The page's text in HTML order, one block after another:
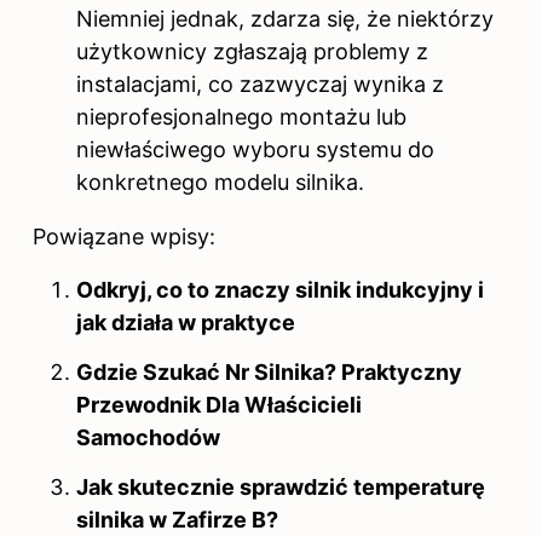
Niemniej jednak, zdarza się, że niektórzy
użytkownicy zgłaszają problemy z
instalacjami, co zazwyczaj wynika z
nieprofesjonalnego montażu lub
niewłaściwego wyboru systemu do
konkretnego modelu silnika.
Powiązane wpisy:
Odkryj, co to znaczy silnik indukcyjny i
jak działa w praktyce
Gdzie Szukać Nr Silnika? Praktyczny
Przewodnik Dla Właścicieli
Samochodów
Jak skutecznie sprawdzić temperaturę
silnika w Zafirze B?